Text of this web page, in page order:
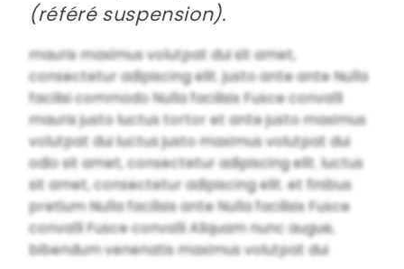
(référé suspension).
mauris maximus volutpat dui sit amet,
consectetur adipiscing elit. justo ante ante Nulla
facilisi commodo Nulla facilisis Fusce convalli
mauris justo luctus tortor et ante justo maximus
volutpat dui luctus justo maximus volutpat dui
odio sit amet, consectetur adipiscing elit. luctus
sit amet, consectetur adipiscing elit. et finibus
pretium Nulla facilisis ante Nulla facilisis Fusce
convalli Fusce convalli Aliquam nunc augue,
bibendum venenatis maximus volutpat dui